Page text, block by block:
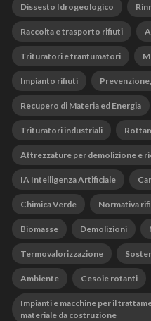
Dissesto Idrogeologico
Raccolta e trasporto rifiuti
Trituratori e frantumatori
Impianto rifiuti
Recupero di Materia ed Energia
Trituratori industriali
Attrezzature per demolizione e
IA Intelligenza Artificiale
Chimica Verde Normativa
Biomasse Demolizioni
Termovalorizzazione
Ambiente Cesoie rotanti
Impianti e macchine per il
materiale da costruzione